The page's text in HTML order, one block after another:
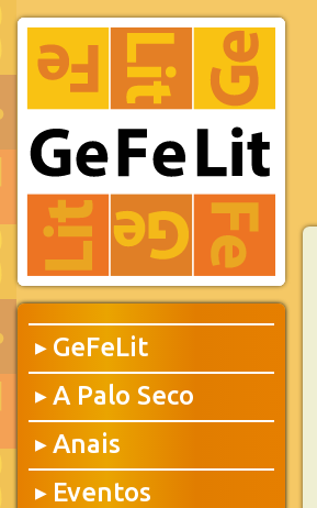
▶ GeFeLit
▶ A Palo Seco
▶ Anais
▶ Eventos